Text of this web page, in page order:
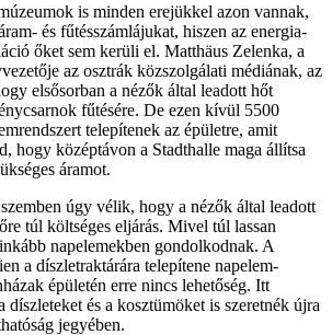
is minden erejükkel azon vannak,
és fűtésszámlájukat, hiszen az energia-
őket sem kerüli el. Matthäus Zelenka, a
az osztrák közszolgálati médiának, az
elsősorban a nézők által leadott hőt
fűtésére. De ezen kívül 5500
telepítenek az épületre, amit
hogy középtávon a Stadthalle maga állítsa
áramot.
úgy vélik, hogy a nézők által leadott
túl költséges eljárás. Mivel túl lassan
napelemekben gondolkodnak. A
a díszletraktárára telepítene napelem-
épületén erre nincs lehetőség. Itt
díszleteket és a kosztümöket is szeretnék újra
jegyében.